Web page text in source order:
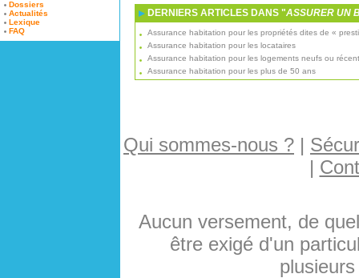
DERNIERS ARTICLES DANS "ASSURER UN
Assurance habitation pour les propriétés dites de «
Assurance habitation pour les locataires
Assurance habitation pour les logements neufs ou
Assurance habitation pour les plus de 50 ans
Dossiers
Actualités
Lexique
FAQ
Qui sommes-nous ? |
|
Aucun versement, de
être exigé d'un